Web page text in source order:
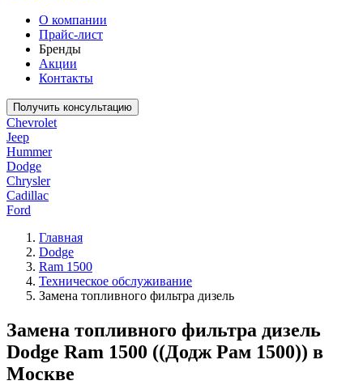
О компании
Прайс-лист
Бренды
Акции
Контакты
Получить консультацию
Chevrolet
Jeep
Hummer
Dodge
Chrysler
Cadillac
Ford
Главная
Dodge
Ram 1500
Техническое обслуживание
Замена топливного фильтра дизель
Замена топливного фильтра дизель
Dodge Ram 1500 ((Додж Рам 1500)) в
Москве